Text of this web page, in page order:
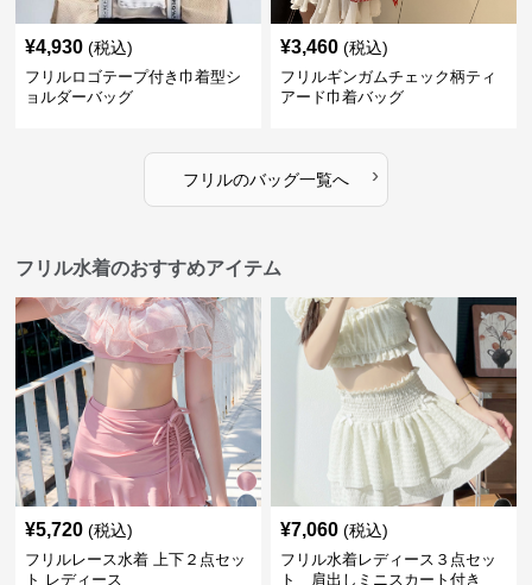
¥4,930 (税込)
フリルロゴテープ付き巾着型シ
ョルダーバッグ
¥3,460 (税込)
フリルギンガムチェック柄ティ
アード巾着バッグ
フリルのバッグ一覧へ ›
フリル水着のおすすめアイテム
¥5,720 (税込)
フリルレース水着 上下２点セッ
ト レディース
¥7,060 (税込)
フリル水着レディース３点セッ
ト 肩出しミニスカート付き